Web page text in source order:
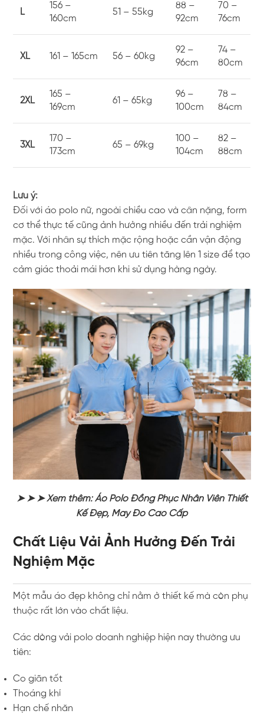
L
156 –
160cm
51 – 55kg
88 –
92cm
70 –
76cm
XL 161 – 165cm 56 – 60kg
92 –
96cm
74 –
80cm
2XL
165 –
169cm
61 – 65kg
96 –
100cm
78 –
84cm
3XL
170 –
173cm
65 – 69kg
100 –
104cm
82 –
88cm
Lưu ý:
Đối với áo polo nữ, ngoài chiều cao và cân nặng, form
cơ thể thực tế cũng ảnh hưởng nhiều đến trải nghiệm
mặc. Với nhân sự thích mặc rộng hoặc cần vận động
nhiều trong công việc, nên ưu tiên tăng lên 1 size để tạo
cảm giác thoải mái hơn khi sử dụng hàng ngày.
➤ ➤ ➤ Xem thêm:Áo Polo Đồng Phục Nhân Viên Thiết
Kế Đẹp, May Đo Cao Cấp
Chất Liệu Vải Ảnh Hưởng Đến Trải
Nghiệm Mặc
Một mẫu áo đẹp không chỉ nằm ở thiết kế mà còn phụ
thuộc rất lớn vào chất liệu.
Các dòng vải polo doanh nghiệp hiện nay thường ưu
tiên:
Co giãn tốt
Thoáng khí
Hạn chế nhăn